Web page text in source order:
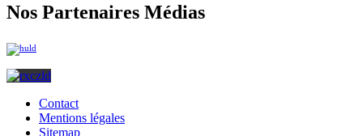
Nos Partenaires Médias
Contact
Mentions légales
Sitemap